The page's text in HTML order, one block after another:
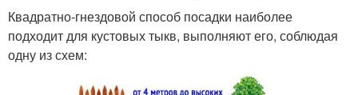
Квадратно-гнездовой способ посадки наиболее
подходит для кустовых тыкв, выполняют его, соблюдая
одну из схем: